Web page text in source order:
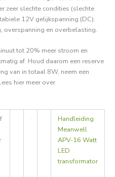
zeer slechte condities (slechte
12V gelijkspanning (DC).
overspanning en overbelasting.
tot 20% meer stroom en
af. Houd daarom een reserve
van in totaal 8W, neem een
hier meer over
Handleiding
Meanwell
APV-16 Watt
LED
transformator